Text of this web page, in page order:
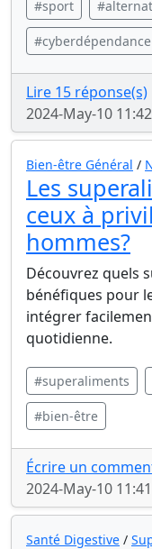
#sport
#cyberdépendance
Lire 15 réponse(s)
2024-May-10 11:42
Bien-être Général /
Les
ceux à
hommes?
Découvrez quels
bénéfiques pour
intégrer
quotidienne.
#superaliments
#bien-être
Écrire un
2024-May-10 11:41
Santé Digestive /